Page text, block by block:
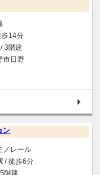
歩14分
3階建
市日野
ン
ノレール
/ 徒歩6分